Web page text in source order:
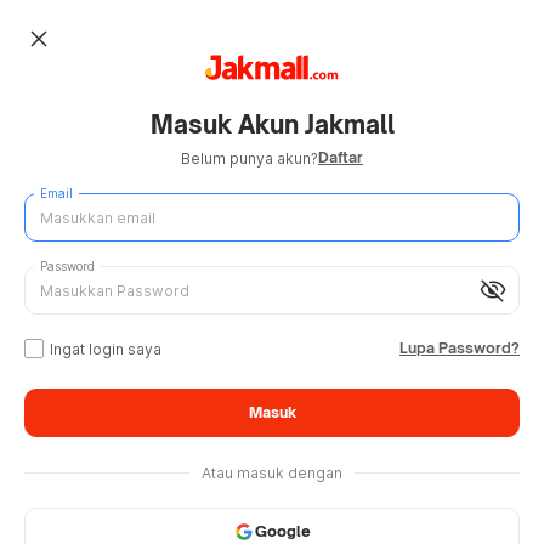
close
Masuk Akun Jakmall
Belum punya akun?Daftar
Email
visibility_off
Password
Ingat login saya Lupa Password?
Masuk
Atau masuk dengan
Google